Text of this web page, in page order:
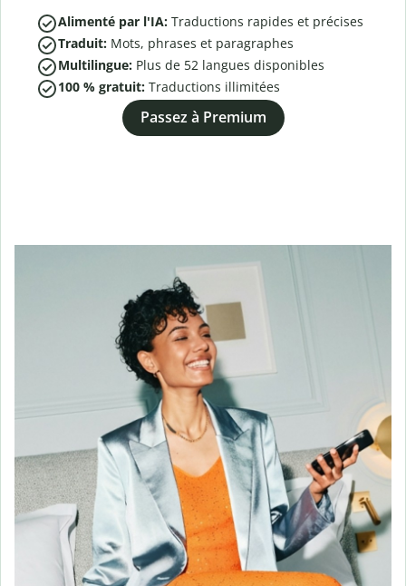
Alimenté par l'IA: Traductions rapides et précises
Traduit: Mots, phrases et paragraphes
Multilingue: Plus de 52 langues disponibles
100 % gratuit: Traductions illimitées
Passez à Premium